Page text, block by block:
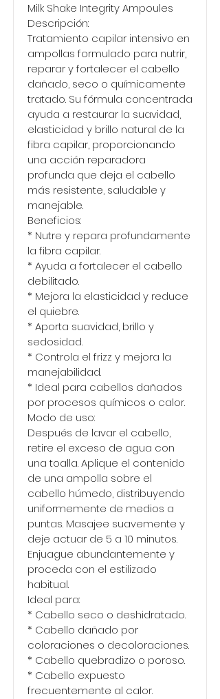
Milk Shake Integrity Ampoules
Descripción:
Tratamiento capilar intensivo en
ampollas formulado para nutrir,
reparar y fortalecer el cabello
dañado, seco o químicamente
tratado. Su fórmula concentrada
ayuda a restaurar la suavidad,
elasticidad y brillo natural de la
fibra capilar, proporcionando
una acción reparadora
profunda que deja el cabello
más resistente, saludable y
manejable.
Beneficios:
* Nutre y repara profundamente
la fibra capilar.
* Ayuda a fortalecer el cabello
debilitado.
* Mejora la elasticidad y reduce
el quiebre.
* Aporta suavidad, brillo y
sedosidad.
* Controla el frizz y mejora la
manejabilidad.
* Ideal para cabellos dañados
por procesos químicos o calor.
Modo de uso:
Después de lavar el cabello,
retire el exceso de agua con
una toalla. Aplique el contenido
de una ampolla sobre el
cabello húmedo, distribuyendo
uniformemente de medios a
puntas. Masajee suavemente y
deje actuar de 5 a 10 minutos.
Enjuague abundantemente y
proceda con el estilizado
habitual.
Ideal para:
* Cabello seco o deshidratado.
* Cabello dañado por
coloraciones o decoloraciones.
* Cabello quebradizo o poroso.
* Cabello expuesto
frecuentemente al calor.